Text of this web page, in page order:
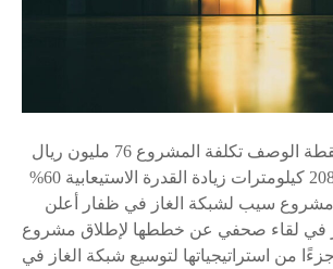
النقاط الرئيسية النقطة الوصف تكلفة المشروع 76 مليون ريال
عماني طول الخط 208 كيلومترات زيادة القدرة الاستيعابية 60%
التعمين 94% مشروع سيب لشبكة الغاز في ظفار أعلن
في لقاء صحفي عن خططها لإطلاق مشروع
من استراتيجياتها لتوسيع شبكة الغاز في